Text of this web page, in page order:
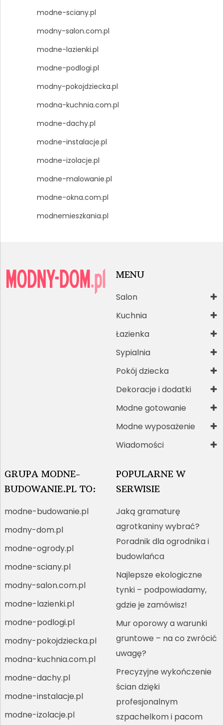
modne-sciany.pl
modny-salon.com.pl
modne-lazienki.pl
modne-podlogi.pl
modny-pokojdziecka.pl
modna-kuchnia.com.pl
modne-dachy.pl
modne-instalacje.pl
modne-izolacje.pl
modne-malowanie.pl
modne-okna.com.pl
modnemieszkania.pl
MENU
Salon
Kuchnia
Łazienka
Sypialnia
Pokój dziecka
Dekoracje i dodatki
Modne gotowanie
Modne wyposażenie
Wiadomości
GRUPA MODNE-
BUDOWANIE.PL TO:
modne-budowanie.pl
modny-dom.pl
modne-ogrody.pl
modne-sciany.pl
modny-salon.com.pl
modne-lazienki.pl
modne-podlogi.pl
modny-pokojdziecka.pl
modna-kuchnia.com.pl
modne-dachy.pl
modne-instalacje.pl
modne-izolacje.pl
POPULARNE W
SERWISIE
Jaką gramaturę
agrotkaniny wybrać?
Poradnik dla ogrodnika i
budowlańca
Najlepsze ekologiczne
tynki – podpowiadamy,
gdzie je zamówisz!
Mur oporowy a warunki
gruntowe – na co zwrócić
uwagę?
Precyzyjne wykończenie
ścian dzięki
profesjonalnym
szpachelkom i pacom